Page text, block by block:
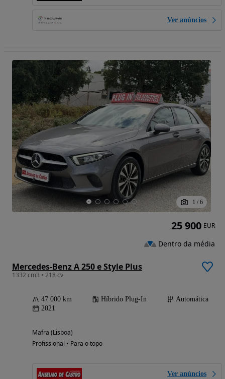
Ver anúncios
1 / 6
Mercedes-Benz A 250 e Style Plus
1332 cm3 • 218 cv
47 000 km Híbrido Plug-In
Automática
2021
Mafra (Lisboa)
Profissional • Para o topo
Ver anúncios
25 900 EUR
Dentro da média